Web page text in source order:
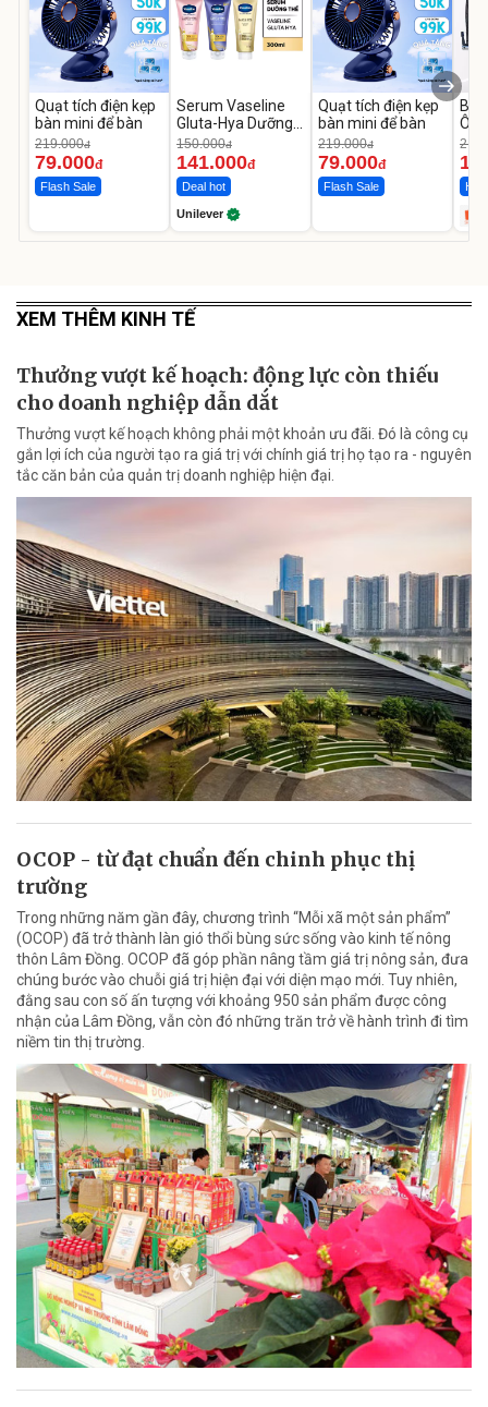
Quạt tích điện kẹp
bàn mini để bàn
219.000đ
79.000đ
Flash Sale
Serum Vaseline
Gluta-Hya Dưỡng
Da Sáng Mịn Sau 7
Ngày
150.000đ
141.000đ
Deal hot
Unilever
Quạt tích điện kẹp
bàn mini để bàn
219.000đ
79.000đ
Flash Sale
Ô
Hot
XEM THÊM KINH TẾ
Thưởng vượt kế hoạch: động lực còn thiếu
cho doanh nghiệp dẫn dắt
Thưởng vượt kế hoạch không phải một khoản ưu đãi. Đó là công cụ
gắn lợi ích của người tạo ra giá trị với chính giá trị họ tạo ra - nguyên
tắc căn bản của quản trị doanh nghiệp hiện đại.
OCOP - từ đạt chuẩn đến chinh phục thị
trường
Trong những năm gần đây, chương trình “Mỗi xã một sản phẩm”
(OCOP) đã trở thành làn gió thổi bùng sức sống vào kinh tế nông
thôn Lâm Đồng. OCOP đã góp phần nâng tầm giá trị nông sản, đưa
chúng bước vào chuỗi giá trị hiện đại với diện mạo mới. Tuy nhiên,
đằng sau con số ấn tượng với khoảng 950 sản phẩm được công
nhận của Lâm Đồng, vẫn còn đó những trăn trở về hành trình đi tìm
niềm tin thị trường.